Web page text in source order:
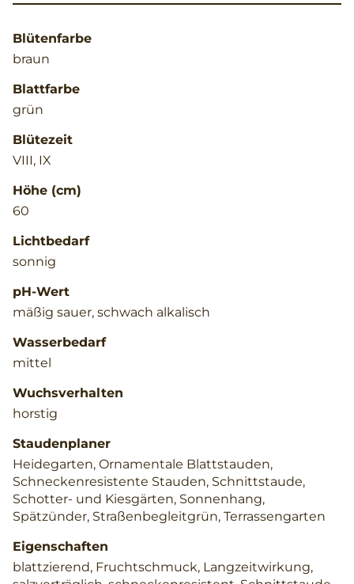
Blütenfarbe
braun
Blattfarbe
grün
Blütezeit
VIII, IX
Höhe (cm)
60
Lichtbedarf
sonnig
pH-Wert
mäßig sauer, schwach alkalisch
Wasserbedarf
mittel
Wuchsverhalten
horstig
Staudenplaner
Heidegarten, Ornamentale Blattstauden,
Schneckenresistente Stauden, Schnittstaude,
Schotter- und Kiesgärten, Sonnenhang,
Spätzünder, Straßenbegleitgrün, Terrassengarten
Eigenschaften
blattzierend, Fruchtschmuck, Langzeitwirkung,